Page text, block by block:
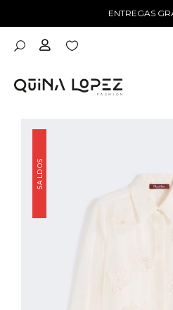
ENTREGAS
SALDOS